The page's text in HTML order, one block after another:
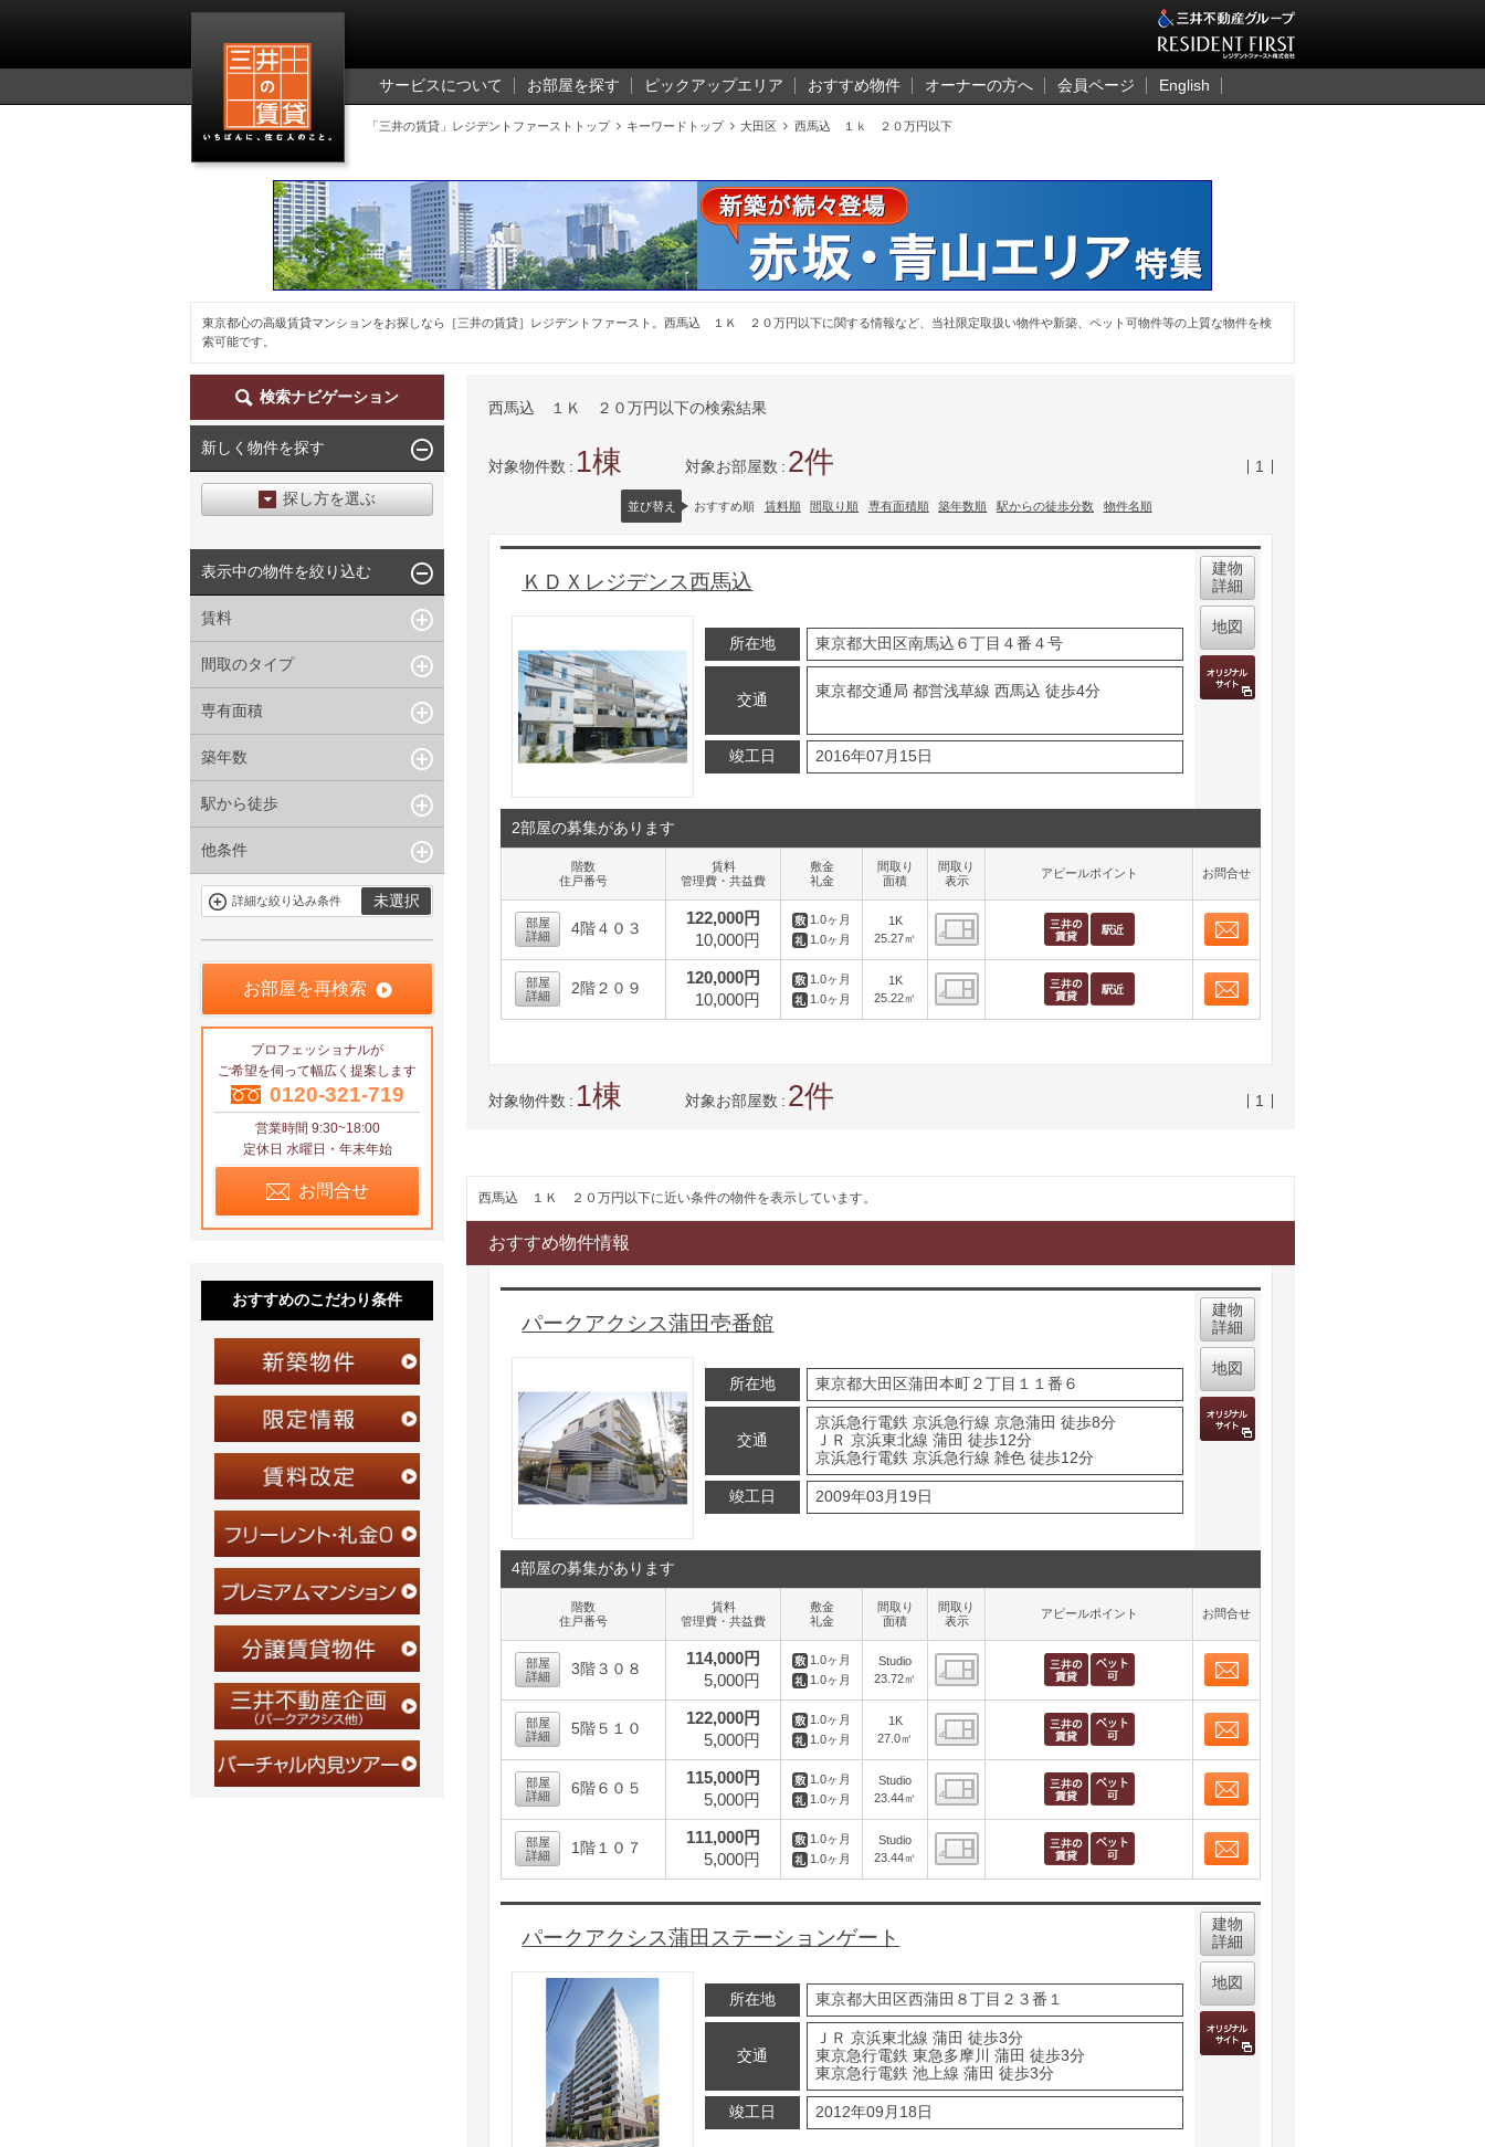
サービスについて お部屋を探す ピックアップエリア おすすめ物件 オーナーの方へ 会員ページ English
「三井の賃貸」レジデントファーストトップ  キーワードトップ  大田区  西馬込 １ｋ ２０万円以下
東京都心の高級賃貸マンションをお探しなら［三井の賃貸］レジデントファースト。西馬込 １Ｋ ２０万円以下に関する情報など、当社限定取扱い物件や新築、ペット可物件等の上質な物件を検
索可能です。
西馬込 １Ｋ ２０万円以下の検索結果
対象物件数 1 対象お部屋数 2 1
並び替え おすすめ順 賃料順 間取り順 専有面積順 築年数順 駅からの徒歩分数 物件名順
ＫＤＸレジデンス西馬込
所在地 東京都大田区南馬込６丁目４番４号
交通
東京都交通局 都営浅草線 西馬込 徒歩4分
竣工日 2016年07月15日
建物
詳細
地図
2部屋の募集があります
階数
住戸番号
賃料
管理費・共益費
敷金
礼金
間取り
面積
間取り
表示
アピールポイント お問合せ
部屋
詳細
4階４０３
122,000円
10,000円
1.0ヶ月
1.0ヶ月
1K
25.27㎡
間取り表示
部屋
詳細
2階２０９
120,000円
10,000円
1.0ヶ月
1.0ヶ月
1K
25.22㎡
間取り表示
対象物件数 1 対象お部屋数 2 1
西馬込 １Ｋ ２０万円以下に近い条件の物件を表示しています。
おすすめ物件情報
パークアクシス蒲田壱番館
所在地 東京都大田区蒲田本町２丁目１１番６
交通
京浜急行電鉄 京浜急行線 京急蒲田 徒歩8分
ＪＲ 京浜東北線 蒲田 徒歩12分
京浜急行電鉄 京浜急行線 雑色 徒歩12分
竣工日 2009年03月19日
建物
詳細
地図
4部屋の募集があります
階数
住戸番号
賃料
管理費・共益費
敷金
礼金
間取り
面積
間取り
表示
アピールポイント お問合せ
部屋
詳細
3階３０８
114,000円
5,000円
1.0ヶ月
1.0ヶ月
Studio
23.72㎡
間取り表示
部屋
詳細
5階５１０
122,000円
5,000円
1.0ヶ月
1.0ヶ月
1K
27.0㎡
間取り表示
部屋
詳細
6階６０５
115,000円
5,000円
1.0ヶ月
1.0ヶ月
Studio
23.44㎡
間取り表示
部屋
詳細
1階１０７
111,000円
5,000円
1.0ヶ月
1.0ヶ月
Studio
23.44㎡
間取り表示
パークアクシス蒲田ステーションゲート
所在地 東京都大田区西蒲田８丁目２３番１
交通
ＪＲ 京浜東北線 蒲田 徒歩3分
東京急行電鉄 東急多摩川 蒲田 徒歩3分
東京急行電鉄 池上線 蒲田 徒歩3分
竣工日 2012年09月18日
建物
詳細
地図
検索ナビゲーション
新しく物件を探す
探し方を選ぶ
区から探す
地図から探す
沿線から探す
表示中の物件を絞り込む
賃料
下限なし
礼金なし
敷金なし
礼金１ヶ月以下
フリーレント付き
間取のタイプ
1R〜1K
1DK〜1LDK
4LDK〜
専有面積
指定なし
築年数
指定なし
5年以内
15年以内
駅から徒歩
指定なし
10分以内
15分以内
他条件
駐車場有
当社限定物件
まない
件
申込無し物件
のみ表示
詳細な絞り込み条件 未選択
お部屋を再検索
プロフェッショナルが
ご希望を伺って幅広く提案します
0120-321-719
営業時間 9:30~18:00
定休日 水曜日・年末年始
お問合せ
おすすめのこだわり条件